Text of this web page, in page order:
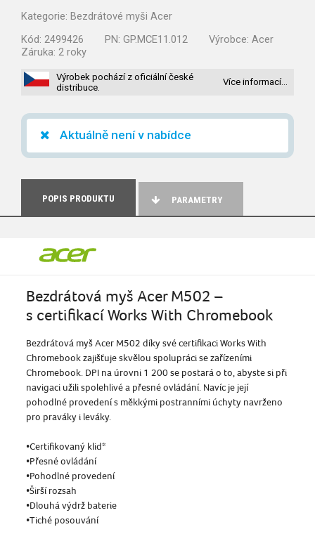
Kategorie: Bezdrátové myši Acer
Kód: 2499426 PN: GP.MCE11.012 Výrobce: Acer
Záruka: 2 roky
Výrobek pochází z oficiální české
distribuce.
Více informací…
Aktuálně není v nabídce
POPIS PRODUKTU PARAMETRY
Bezdrátová myš Acer M502 –
s certifikací Works With Chromebook
Bezdrátová myš Acer M502 díky své certifikaci Works With
Chromebook zajišťuje skvělou spolupráci se zařízeními
Chromebook. DPI na úrovni 1 200 se postará o to, abyste si při
navigaci užili spolehlivé a přesné ovládání. Navíc je její
pohodlné provedení s měkkými postranními úchyty navrženo
pro praváky i leváky.
•Certifikovaný klid*
•Přesné ovládání
•Pohodlné provedení
•Širší rozsah
•Dlouhá výdrž baterie
•Tiché posouvání